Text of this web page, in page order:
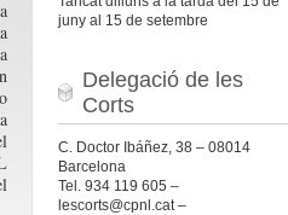
juny al 15 de setembre
Delegació de les
Corts
C. Doctor Ibáñez, 38 – 08014
Barcelona
Tel. 934 119 605 –
lescorts@cpnl.cat –